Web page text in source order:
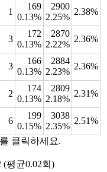
1
169
0.13%
2900
2.25%
2.38%
3
172
0.13%
2870
2.22%
2.36%
3
166
0.13%
2884
2.23%
2.36%
2
174
0.13%
2809
2.18%
2.31%
6
199
0.15%
3038
2.35%
2.51%
클릭하세요.
평균0.02회)